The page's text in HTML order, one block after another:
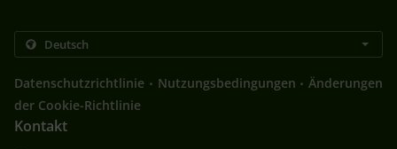
Datenschutzrichtlinie . Nutzungsbedingungen . Änderungen
der Cookie-Richtlinie
Kontakt